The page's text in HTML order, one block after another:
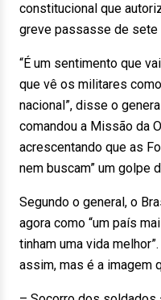
constitucional que
greve passasse de sete
“É um sentimento que
que vê os militares
nacional”, disse o
comandou a Missão da
acrescentando que as
nem buscam” um golpe
Segundo o general, o
agora como “um país
tinham uma vida
assim, mas é a imagem